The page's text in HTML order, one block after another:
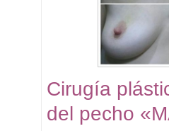
Cirugía
del pecho